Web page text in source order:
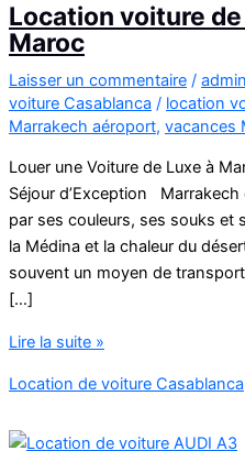
Location voiture
Maroc
Laisser un commentaire / admin
voiture Casablanca / location
Marrakech aéroport, vacances
Louer une Voiture de Luxe à
Séjour d’Exception
par ses couleurs, ses souks et
la Médina et la chaleur du
souvent un moyen de
[…]
Location
de
à
Lire la suite »
Location de voiture Casablanca